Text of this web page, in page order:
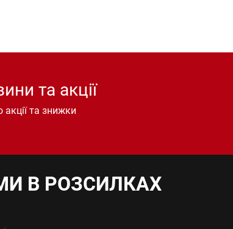
та акції
та знижки
В РОЗСИЛКАХ